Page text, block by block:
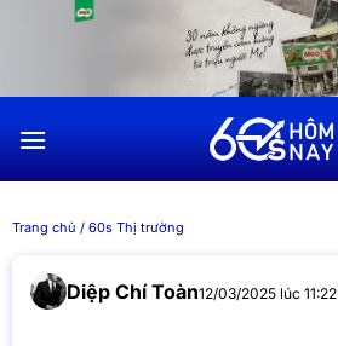
dung
Trang chủ / 60s Thị trường
Diệp Chí Toàn12/03/2025 lúc 11:22